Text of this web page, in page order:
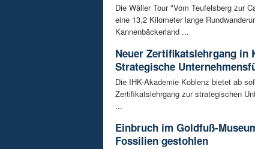
Die Wäller Tour "Vom Teufelsberg zur
eine 13,2 Kilometer lange
Kannenbäckerland ...
Neuer Zertifikatslehrgang in
Strategische
Die IHK-Akademie Koblenz bietet ab
Zertifikatslehrgang zur strategischen
...
Einbruch im Goldfuß-
Fossilien gestohlen